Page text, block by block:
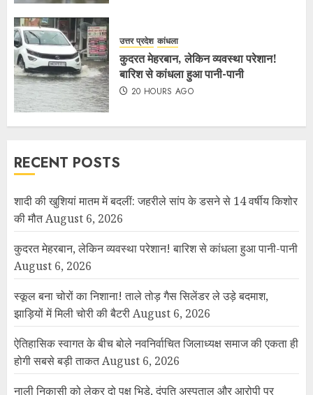
उत्तर प्रदेश कांधला
कुदरत मेहरबान, लेकिन व्यवस्था परेशान!
बारिश से कांधला हुआ पानी-पानी
20 HOURS AGO
RECENT POSTS
शादी की खुशियां मातम में बदलीं: जहरीले सांप के डसने से 14 वर्षीय किशोर
की मौतAugust 6, 2026
कुदरत मेहरबान, लेकिन व्यवस्था परेशान! बारिश से कांधला हुआ पानी-पानी
August 6, 2026
स्कूल बना चोरों का निशाना! ताले तोड़ गैस सिलेंडर ले उड़े बदमाश,
झाड़ियों में मिली चोरी की बैटरीAugust 6, 2026
ऐतिहासिक स्वागत के बीच बोले नवनिर्वाचित जिलाध्यक्ष समाज की एकता ही
होगी सबसे बड़ी ताकतAugust 6, 2026
नाली निकासी को लेकर दो पक्ष भिड़े, दंपति अस्पताल और आरोपी पर